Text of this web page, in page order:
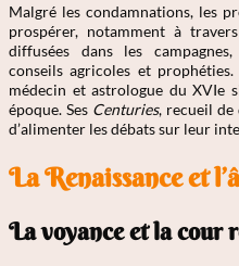
Malgré les condamnations, les
prospérer, notamment à
diffusées dans les
conseils agricoles et
médecin et astrologue du XVIe
époque. Ses Centuries, recueil
d’alimenter les débats sur leur
La Renaissance et
La voyance et la cour